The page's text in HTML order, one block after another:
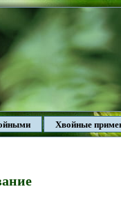
Хвойные